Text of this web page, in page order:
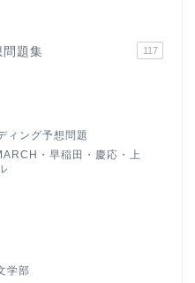
問題集 117
ィング予想問題
・早稲田・慶応・上
学部